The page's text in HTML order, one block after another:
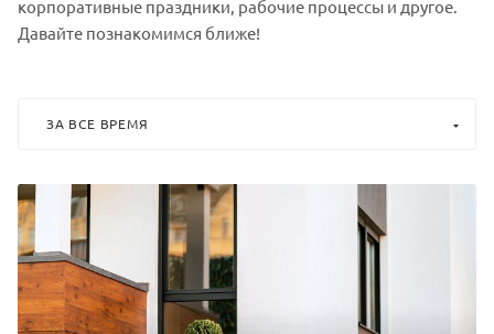
корпоративные праздники, рабочие процессы и другое.
Давайте познакомимся ближе!
ЗА ВСЕ ВРЕМЯ